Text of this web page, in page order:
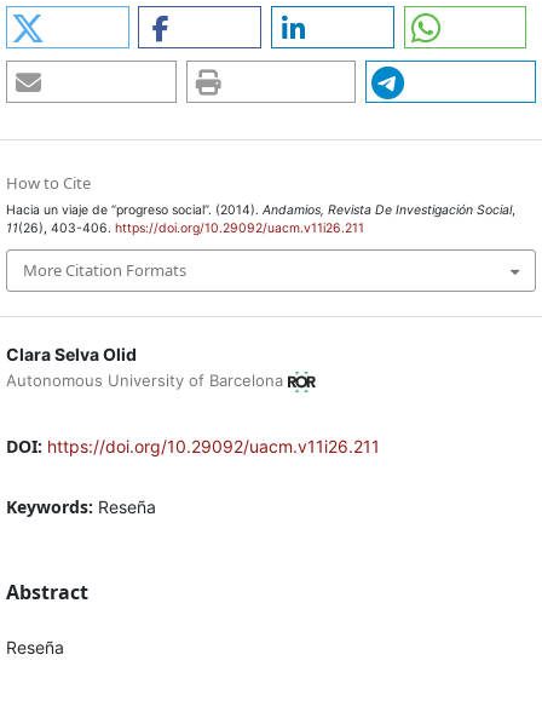
Clara Selva Olid
Autonomous University of Barcelona
DOI: https://doi.org/10.29092/uacm.v11i26.211
Keywords: Reseña
Abstract
Reseña
How to Cite
Hacia un viaje de “progreso social”. (2014). Andamios, Revista De Investigación Social,
11(26), 403-406. https://doi.org/10.29092/uacm.v11i26.211
More Citation Formats